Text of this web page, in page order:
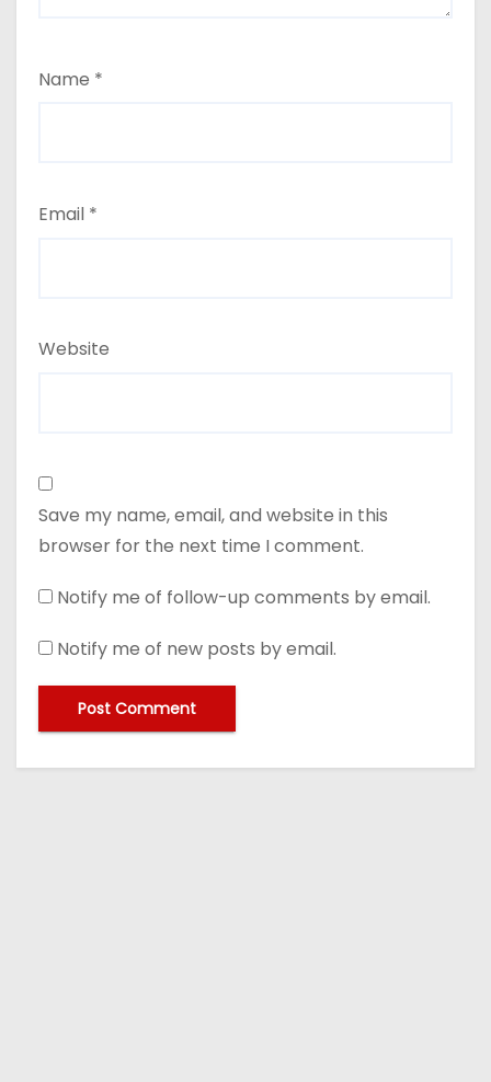
Name *
Email *
Website
Save my name, email, and website in this
browser for the next time I comment.
Notify me of follow-up comments by email.
Notify me of new posts by email.